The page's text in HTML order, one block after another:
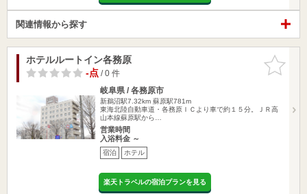
関連情報から探す
お気に入
りに追加
ホテルルートイン各務原
-点/ 0 件
岐阜県 / 各務原市
新鵜沼駅7.32km 蘇原駅781m
東海北陸自動車道・各務原ＩＣより車で約１５分。ＪＲ高
山本線蘇原駅から…
営業時間
入浴料金 ～
宿泊 ホテル
楽天トラベルの宿泊プランを見る